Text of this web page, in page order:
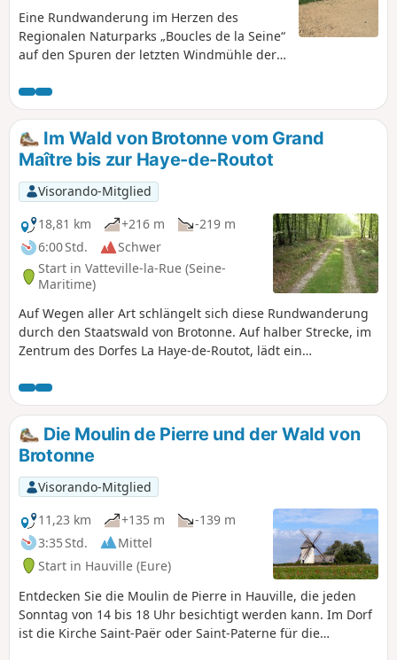
Eine Rundwanderung im Herzen des
Regionalen Naturparks „Boucles de la Seine“
auf den Spuren der letzten Windmühle der
angenehmen Spaziergang auf dem
Treidelpfad am Ufer der Seine und
entdecken reizvolle Wege im Staatswald von
Brotonne. Wege mit herrlichen Ausblicken
auf die Mäander der Seine und auf die Abtei
von Jumièges, Außerdem können in diesem
Wald zwei bemerkenswerte Bäume
bewundert werden.
Im Wald von Brotonne vom Grand
Maître bis zur Haye-de-Routot
Visorando-Mitglied
18,81 km
+216 m
-219 m
6:00 Std.
Schwer
Start in Vatteville-la-Rue (Seine-
Maritime)
Auf Wegen aller Art schlängelt sich diese Rundwanderung
durch den Staatswald von Brotonne. Auf halber Strecke, im
Zentrum des Dorfes La Haye-de-Routot, lädt ein
Eiben und Ökomuseen zu einer Pause ein.
Die Moulin de Pierre und der Wald von
Brotonne
Visorando-Mitglied
11,23 km
+135 m
-139 m
3:35 Std.
Mittel
Start in Hauville (Eure)
Entdecken Sie die Moulin de Pierre in Hauville, die jeden
Sonntag von 14 bis 18 Uhr besichtigt werden kann. Im Dorf
ist die Kirche Saint-Paër oder Saint-Paterne für die